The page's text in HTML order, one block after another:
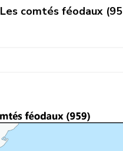
Les comtés féodaux